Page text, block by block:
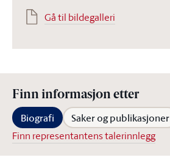
Gå til bildegalleri
Finn informasjon etter
Biografi Saker og publikasjoner
Finn representantens talerinnlegg